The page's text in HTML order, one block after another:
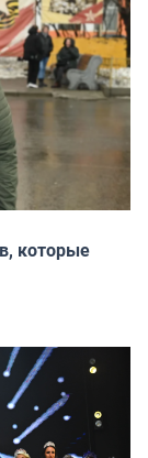
которые